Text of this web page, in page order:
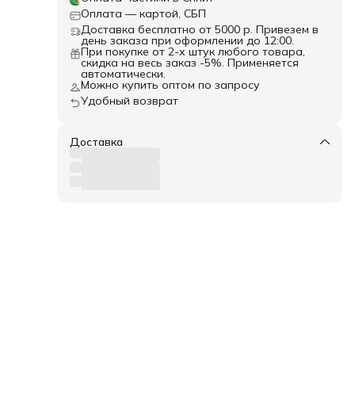
Оплата — картой, СБП
Доставка бесплатно от 5000 р. Привезем в
день заказа при оформлении до 12:00.
При покупке от 2-х штук любого товара,
скидка на весь заказ -5%. Применяется
автоматически.
Можно купить оптом по запросу
Удобный возврат
Доставка